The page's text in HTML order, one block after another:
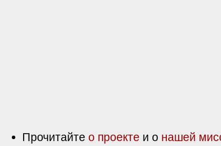
Прочитайте о проекте и о нашей